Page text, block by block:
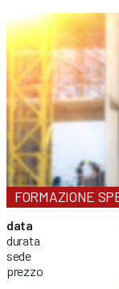
FORMAZIONE
data
durata
sede
prezzo